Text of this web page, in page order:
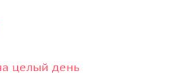
целый день